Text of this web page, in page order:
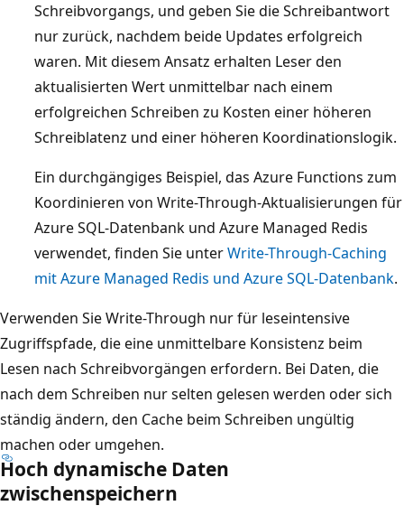
d
e
t
s
i
c
h
e
k
,
d
i
e
a
l
s
Schreibvorgangs, und geben Sie die Schreibantwort
nur zurück, nachdem beide Updates erfolgreich
waren. Mit diesem Ansatz erhalten Leser den
aktualisierten Wert unmittelbar nach einem
erfolgreichen Schreiben zu Kosten einer höheren
Schreiblatenz und einer höheren Koordinationslogik.
Ein durchgängiges Beispiel, das Azure Functions zum
Koordinieren von Write-Through-Aktualisierungen für
Azure SQL-Datenbank und Azure Managed Redis
verwendet, finden Sie unterWrite-Through-Caching
mit Azure Managed Redis und Azure SQL-Datenbank.
Verwenden Sie Write-Through nur für leseintensive
Zugriffspfade, die eine unmittelbare Konsistenz beim
Lesen nach Schreibvorgängen erfordern. Bei Daten, die
nach dem Schreiben nur selten gelesen werden oder sich
ständig ändern, den Cache beim Schreiben ungültig
machen oder umgehen.
Hoch dynamische Daten
zwischenspeichern